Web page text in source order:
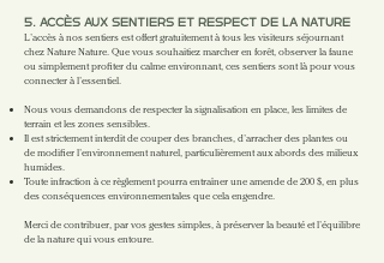
5. ACCÈS AUX SENTIERS ET RESPECT DE LA NATURE
L’accès à nos sentiers est offert gratuitement à tous les visiteurs séjournant
chez Nature Nature. Que vous souhaitiez marcher en forêt, observer la faune
ou simplement profiter du calme environnant, ces sentiers sont là pour vous
connecter à l’essentiel.
Nous vous demandons de respecter la signalisation en place, les limites de
terrain et les zones sensibles.
Il est strictement interdit de couper des branches, d’arracher des plantes ou
de modifier l’environnement naturel, particulièrement aux abords des milieux
humides.
Toute infraction à ce règlement pourra entraîner une amende de 200 $, en plus
des conséquences environnementales que cela engendre.
Merci de contribuer, par vos gestes simples, à préserver la beauté et l’équilibre
de la nature qui vous entoure.